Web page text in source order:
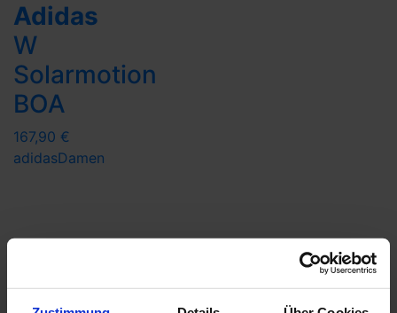
Adidas
W
Solarmotion
BOA
167,90 €
adidasDamen